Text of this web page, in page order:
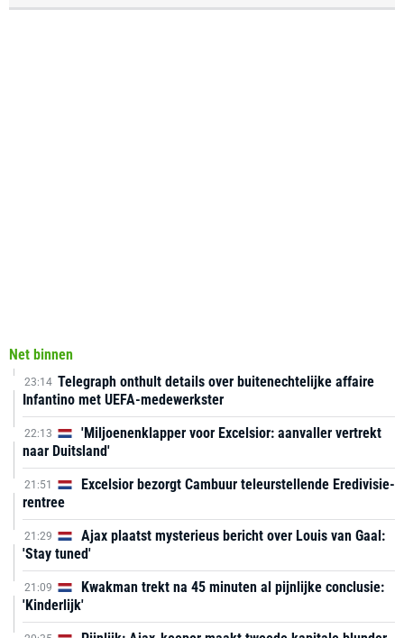
Net binnen
23:14 Telegraph onthult details over buitenechtelijke affaire
Infantino met UEFA-medewerkster
22:13
'Miljoenenklapper voor Excelsior: aanvaller vertrekt
naar Duitsland'
21:51
Excelsior bezorgt Cambuur teleurstellende Eredivisie-
rentree
21:29
Ajax plaatst mysterieus bericht over Louis van Gaal:
'Stay tuned'
21:09
Kwakman trekt na 45 minuten al pijnlijke conclusie:
'Kinderlijk'